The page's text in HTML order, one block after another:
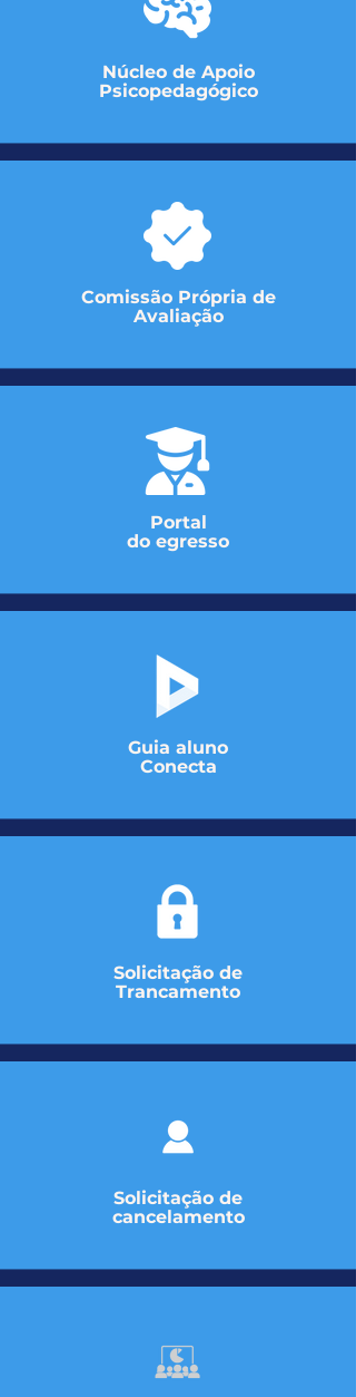
Núcleo de Apoio
Psicopedagógico
Comissão Própria de
Avaliação
Portal
do egresso
Guia aluno
Conecta
Solicitação de
Trancamento
Solicitação de
cancelamento